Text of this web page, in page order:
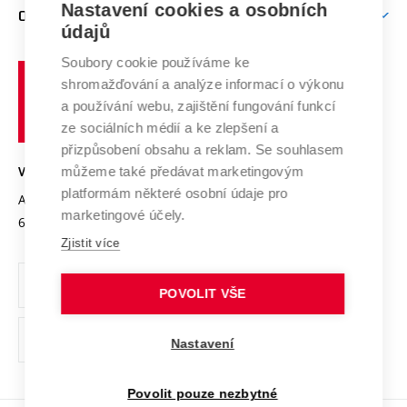
E-přihláška
Doktorské studium
Podpora podnikání
Mezinárodní vědecká rada
Systém zajišťování kvality výzkumu
Výzkumné infrastruktury
Transfer znalostí
Open Science
Projekty
Projekty ze strukturálních fondů
Specifický výzkum
Zahraniční spolupráce
Spolupráce se školami
Služby univerzity
Mezinárodní dohody
Univerzitní sítě
O UNIVERZITĚ
Profil univerzity
Udržitelná univerzita
Podnikavá univerzita / ContriBUTe
Bezpečná univerzita
Vyznamenání
Organizační struktura
Ochrana osobních údajů
odkaz)
učení
technické
VYSOKÉ UČENÍ TECHNICKÉ V BRNĚ
Antonínská 548/1
602 00 Brno
www.vut.cz
vut@vutbr.cz
Nastavení cookies a osobních
údajů
Soubory cookie používáme ke
shromažďování a analýze informací o výkonu
a používání webu, zajištění fungování funkcí
ze sociálních médií a ke zlepšení a
přizpůsobení obsahu a reklam. Se souhlasem
můžeme také předávat marketingovým
platformám některé osobní údaje pro
marketingové účely.
Zjistit více
POVOLIT VŠE
Nastavení
Povolit pouze nezbytné